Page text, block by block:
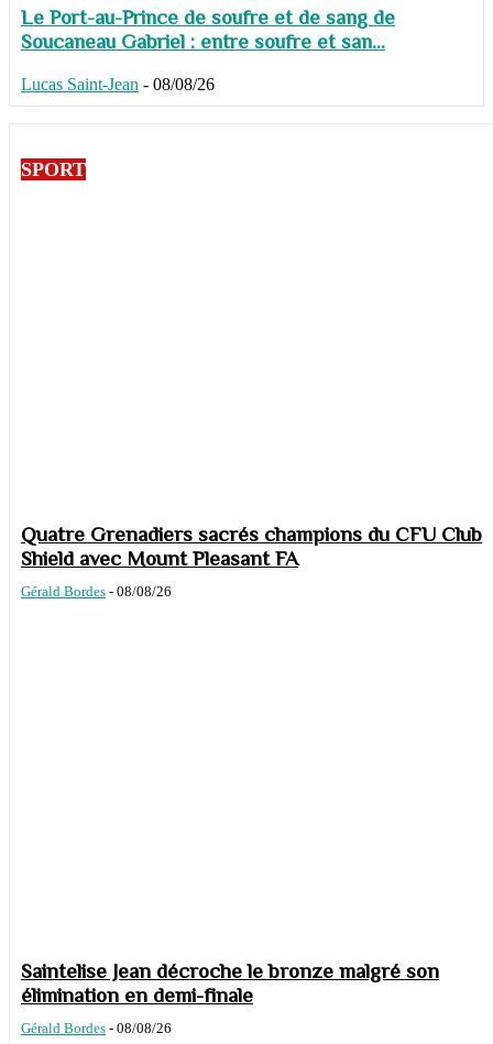
Le Port-au-Prince de soufre et de sang de
Soucaneau Gabriel : entre soufre et san...
Lucas Saint-Jean - 08/08/26
SPORT
Quatre Grenadiers sacrés champions du CFU Club
Shield avec Mount Pleasant FA
Gérald Bordes - 08/08/26
Saintelise Jean décroche le bronze malgré son
élimination en demi-finale
Gérald Bordes - 08/08/26